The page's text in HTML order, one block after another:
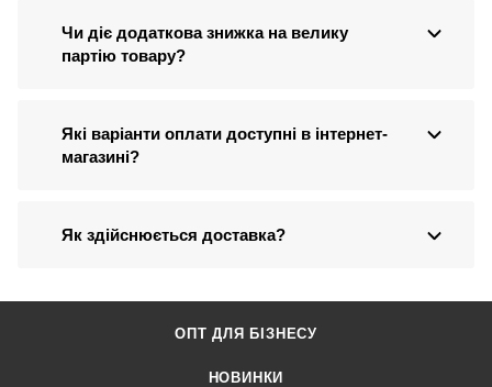
Чи діє додаткова знижка на велику
партію товару?
Які варіанти оплати доступні в інтернет-
магазині?
Як здійснюється доставка?
ОПТ ДЛЯ БІЗНЕСУ
НОВИНКИ